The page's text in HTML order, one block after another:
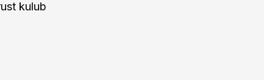
kulub